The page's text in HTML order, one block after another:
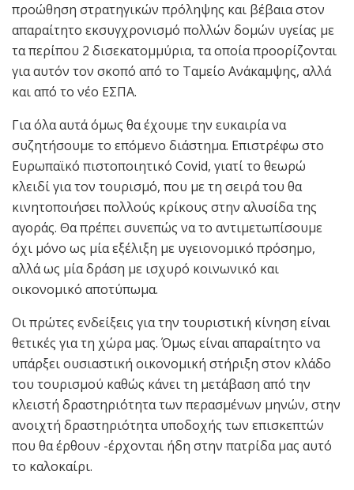
προώθηση στρατηγικών πρόληψης και βέβαια στον
απαραίτητο εκσυγχρονισμό πολλών δομών υγείας με
τα περίπου 2 δισεκατομμύρια, τα οποία προορίζονται
για αυτόν τον σκοπό από το Ταμείο Ανάκαμψης, αλλά
και από το νέο ΕΣΠΑ.
Για όλα αυτά όμως θα έχουμε την ευκαιρία να
συζητήσουμε το επόμενο διάστημα. Επιστρέφω στο
Ευρωπαϊκό πιστοποιητικό Covid, γιατί το θεωρώ
κλειδί για τον τουρισμό, που με τη σειρά του θα
κινητοποιήσει πολλούς κρίκους στην αλυσίδα της
αγοράς. Θα πρέπει συνεπώς να το αντιμετωπίσουμε
όχι μόνο ως μία εξέλιξη με υγειονομικό πρόσημο,
αλλά ως μία δράση με ισχυρό κοινωνικό και
οικονομικό αποτύπωμα.
Οι πρώτες ενδείξεις για την τουριστική κίνηση είναι
θετικές για τη χώρα μας. Όμως είναι απαραίτητο να
υπάρξει ουσιαστική οικονομική στήριξη στον κλάδο
του τουρισμού καθώς κάνει τη μετάβαση από την
κλειστή δραστηριότητα των περασμένων μηνών, στην
ανοιχτή δραστηριότητα υποδοχής των επισκεπτών
που θα έρθουν -έρχονται ήδη στην πατρίδα μας αυτό
το καλοκαίρι.